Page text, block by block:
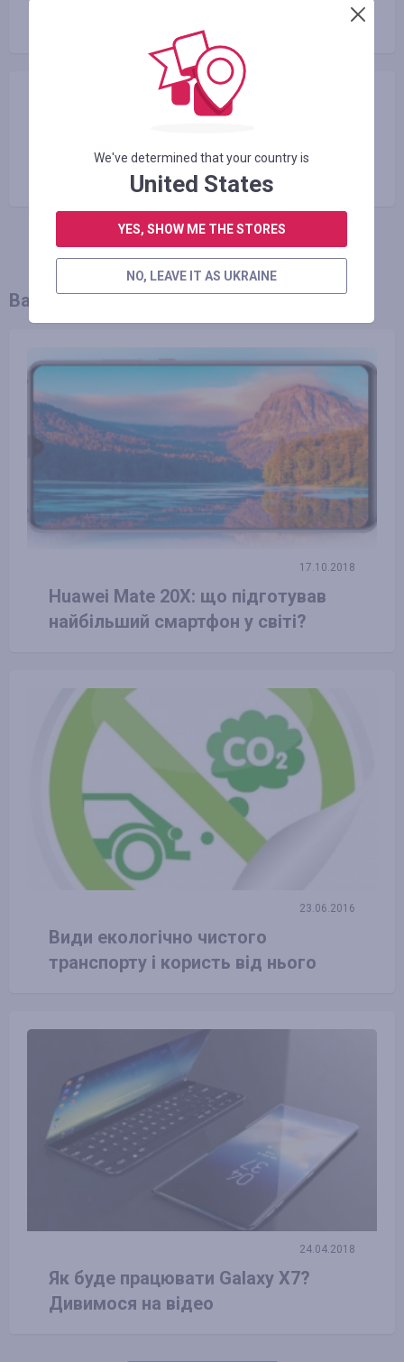
Поділитися
Вам також може сподобатися
17.10.2018
Huawei Mate 20X: що підготував
найбільший смартфон у світі?
23.06.2016
Види екологічно чистого
транспорту і користь від нього
24.04.2018
Як буде працювати Galaxy X7?
Дивимося на відео
We've determined that your country is
United States
YES, SHOW ME THE STORES
NO, LEAVE IT AS UKRAINE